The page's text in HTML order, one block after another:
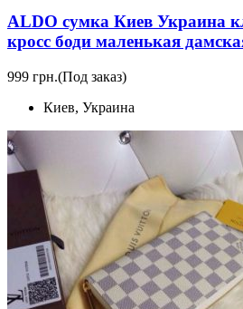
ALDO сумка Киев Украина
кросс боди маленькая
999 грн.(Под заказ)
Киев, Украина